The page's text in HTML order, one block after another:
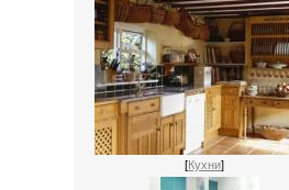
[Кухни]